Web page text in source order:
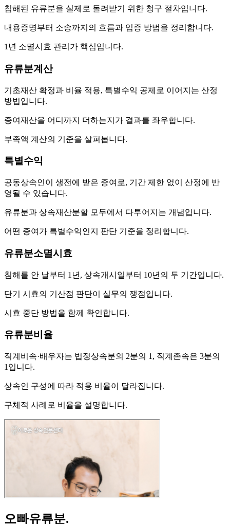
침해된 유류분을 실제로 돌려받기 위한 청구 절차입니다.
내용증명부터 소송까지의 흐름과 입증 방법을 정리합니다.
1년 소멸시효 관리가 핵심입니다.
유류분계산
기초재산 확정과 비율 적용, 특별수익 공제로 이어지는 산정
방법입니다.
증여재산을 어디까지 더하는지가 결과를 좌우합니다.
부족액 계산의 기준을 살펴봅니다.
특별수익
공동상속인이 생전에 받은 증여로, 기간 제한 없이 산정에 반
영될 수 있습니다.
유류분과 상속재산분할 모두에서 다투어지는 개념입니다.
어떤 증여가 특별수익인지 판단 기준을 정리합니다.
유류분소멸시효
침해를 안 날부터 1년, 상속개시일부터 10년의 두 기간입니다.
단기 시효의 기산점 판단이 실무의 쟁점입니다.
시효 중단 방법을 함께 확인합니다.
유류분비율
직계비속·배우자는 법정상속분의 2분의 1, 직계존속은 3분의
1입니다.
상속인 구성에 따라 적용 비율이 달라집니다.
구체적 사례로 비율을 설명합니다.
오빠유류분.